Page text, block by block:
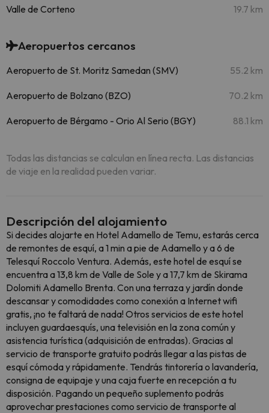
Valle de Corteno 19.7 km
Aeropuertos cercanos
Aeropuerto de St. Moritz Samedan (SMV) 55.2 km
Aeropuerto de Bolzano (BZO) 70.2 km
Aeropuerto de Bérgamo - Orio Al Serio (BGY) 88.1 km
Todas las distancias se calculan en línea recta. Las distancias
de viaje en la realidad pueden variar.
Descripción del alojamiento
Si decides alojarte en Hotel Adamello de Temu, estarás cerca
de remontes de esquí, a 1 min a pie de Adamello y a 6 de
Telesquí Roccolo Ventura. Además, este hotel de esquí se
encuentra a 13,8 km de Valle de Sole y a 17,7 km de Skirama
Dolomiti Adamello Brenta. Con una terraza y jardín donde
descansar y comodidades como conexión a Internet wifi
gratis, ¡no te faltará de nada! Otros servicios de este hotel
incluyen guardaesquís, una televisión en la zona común y
asistencia turística (adquisición de entradas). Gracias al
servicio de transporte gratuito podrás llegar a las pistas de
esquí cómoda y rápidamente. Tendrás tintorería o lavandería,
consigna de equipaje y una caja fuerte en recepción a tu
disposición. Pagando un pequeño suplemento podrás
aprovechar prestaciones como servicio de transporte al